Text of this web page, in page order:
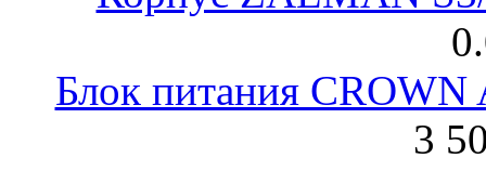
Блок питания
3